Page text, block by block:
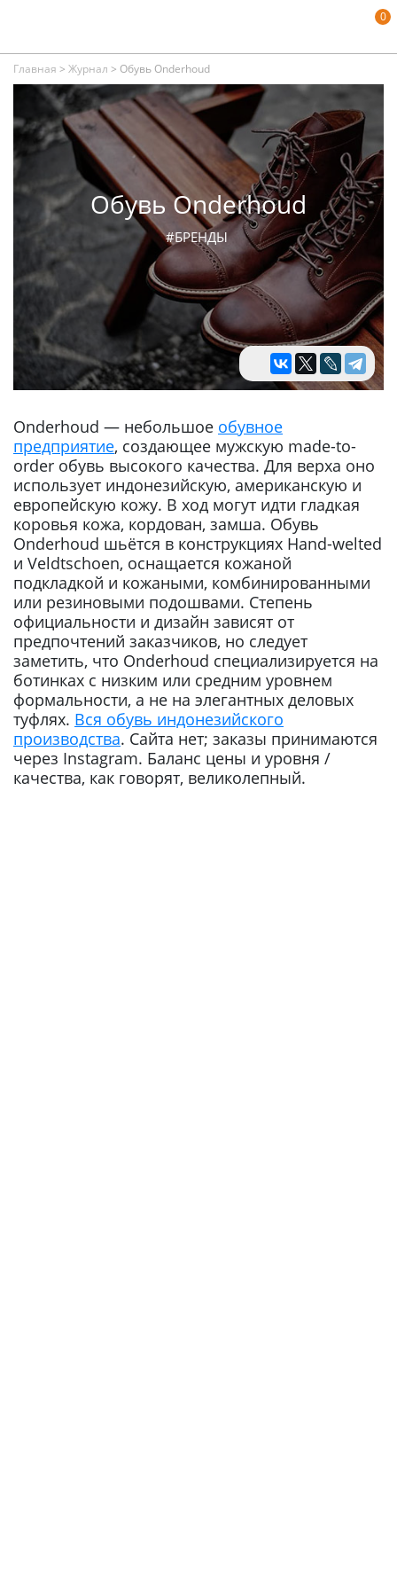
0
Главная > Журнал > Обувь Onderhoud
Обувь Onderhoud
#БРЕНДЫ
Onderhoud — небольшое обувное
предприятие, создающее мужскую made-to-
order обувь высокого качества. Для верха оно
использует индонезийскую, американскую и
европейскую кожу. В ход могут идти гладкая
коровья кожа, кордован, замша. Обувь
Onderhoud шьётся в конструкциях Hand-welted
и Veldtschoen, оснащается кожаной
подкладкой и кожаными, комбинированными
или резиновыми подошвами. Степень
официальности и дизайн зависят от
предпочтений заказчиков, но следует
заметить, что Onderhoud специализируется на
ботинках с низким или средним уровнем
формальности, а не на элегантных деловых
туфлях. Вся обувь индонезийского
производства. Сайта нет; заказы принимаются
через Instagram. Баланс цены и уровня /
качества, как говорят, великолепный.